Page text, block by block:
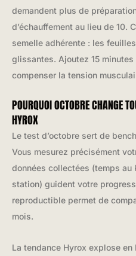
demandent plus de
d’échauffement au lieu de 10.
semelle adhérente : les
glissantes. Ajoutez 15
compenser la tension
POURQUOI OCTOBRE CHANGE
HYROX
Le test d’octobre sert de
Vous mesurez précisément
données collectées (temps
station) guident votre
reproductible permet de
mois.
La tendance Hyrox explose